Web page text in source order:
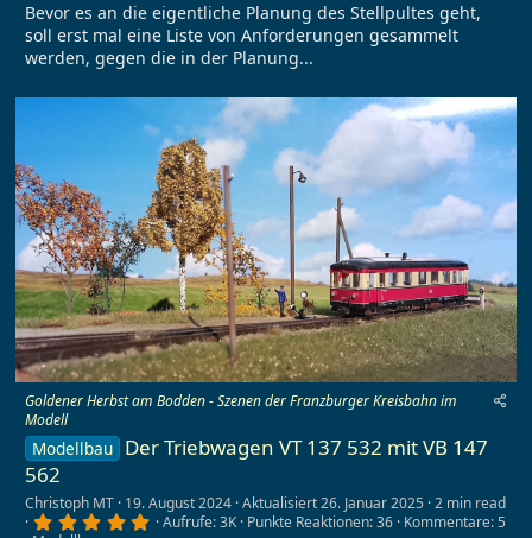
Bevor es an die eigentliche Planung des Stellpultes geht,
soll erst mal eine Liste von Anforderungen gesammelt
werden, gegen die in der Planung...
Goldener Herbst am Bodden - Szenen der Franzburger Kreisbahn im
Modell
Modellbau Der Triebwagen VT 137 532 mit VB 147
562
Christoph MT 19. August 2024 Aktualisiert26. Januar 2025 2 min read
5Aufrufe: 3K Punkte Reaktionen: 36
Kommentare: 5